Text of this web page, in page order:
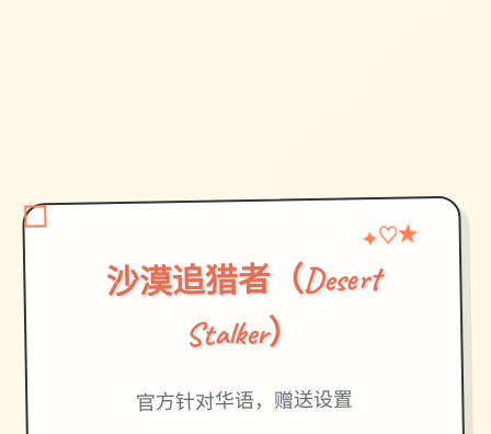
沙漠追猎者（Desert
Stalker）
✦♡★
官方针对华语，赠送设置